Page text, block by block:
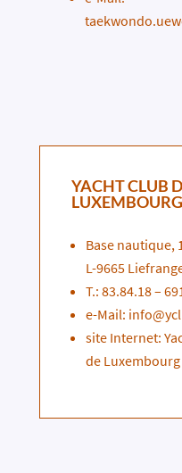
YACHT CLUB
LUXEMBOURG
Base nautique,
L-9665
T.: 83.84.18 –
e-Mail:
site Internet:
de Luxembourg